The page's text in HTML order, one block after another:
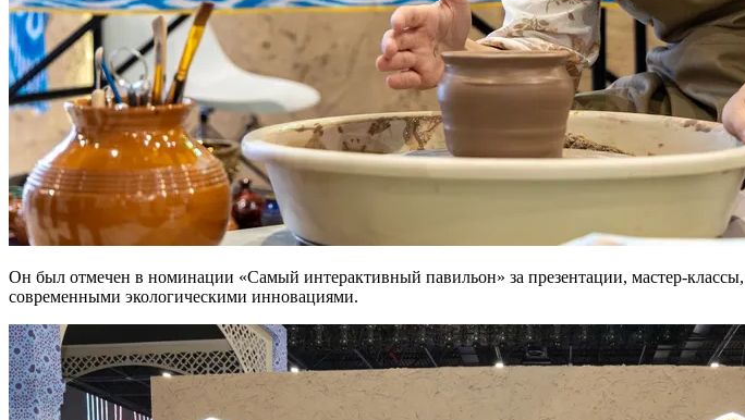
Он был отмечен в номинации «Самый интерактивный павильон» за презентации, мастер-
современными экологическими инновациями.